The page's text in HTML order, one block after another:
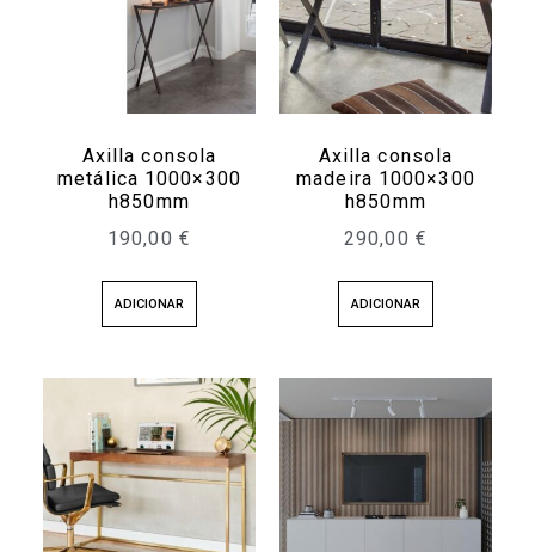
Axilla consola
metálica 1000×300
h850mm
190,00 €
ADICIONAR
Axilla consola
madeira 1000×300
h850mm
290,00 €
ADICIONAR